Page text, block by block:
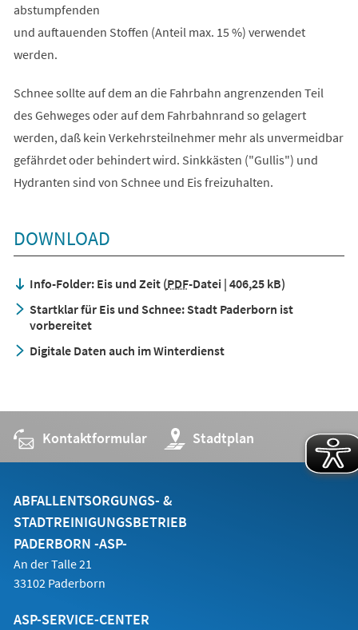
abstumpfenden
und auftauenden Stoffen (Anteil max. 15 %) verwendet
werden.
Schnee sollte auf dem an die Fahrbahn angrenzenden Teil
des Gehweges oder auf dem Fahrbahnrand so gelagert
werden, daß kein Verkehrsteilnehmer mehr als unvermeidbar
gefährdet oder behindert wird. Sinkkästen ("Gullis") und
Hydranten sind von Schnee und Eis freizuhalten.
DOWNLOAD
Info-Folder: Eis und Zeit PDF-Datei 406,25 kB
Startklar für Eis und Schnee: Stadt Paderborn ist
vorbereitet
Digitale Daten auch im Winterdienst
Kontaktformular Stadtplan
(Öffnet
in
einem
Tab)
ABFALLENTSORGUNGS- &
STADTREINIGUNGSBETRIEB
PADERBORN -ASP-
An der Talle 21
33102 Paderborn
ASP-SERVICE-CENTER